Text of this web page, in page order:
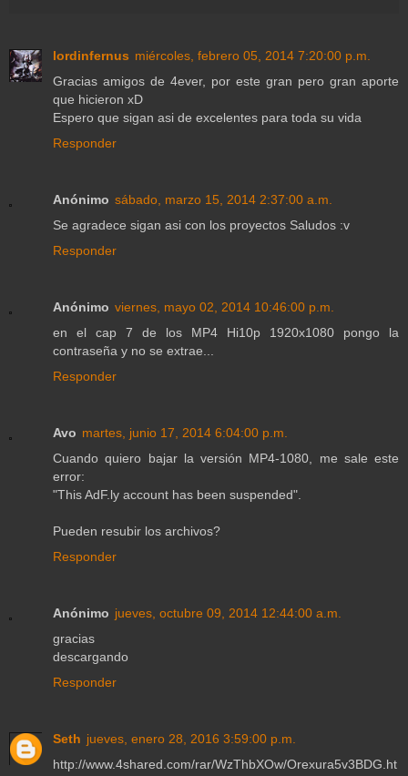
lordinfernus miércoles, febrero 05, 2014 7:20:00 p.m.
Gracias amigos de 4ever, por este gran pero gran aporte
que hicieron xD
Espero que sigan asi de excelentes para toda su vida
Responder
Anónimo sábado, marzo 15, 2014 2:37:00 a.m.
Se agradece sigan asi con los proyectos Saludos :v
Responder
Anónimo viernes, mayo 02, 2014 10:46:00 p.m.
en el cap 7 de los MP4 Hi10p 1920x1080 pongo la
contraseña y no se extrae...
Responder
Avo martes, junio 17, 2014 6:04:00 p.m.
Cuando quiero bajar la versión MP4-1080, me sale este
error:
"This AdF.ly account has been suspended".
Pueden resubir los archivos?
Responder
Anónimo jueves, octubre 09, 2014 12:44:00 a.m.
gracias
descargando
Responder
Seth jueves, enero 28, 2016 3:59:00 p.m.
http://www.4shared.com/rar/WzThbXOw/Orexura5v3BDG.ht